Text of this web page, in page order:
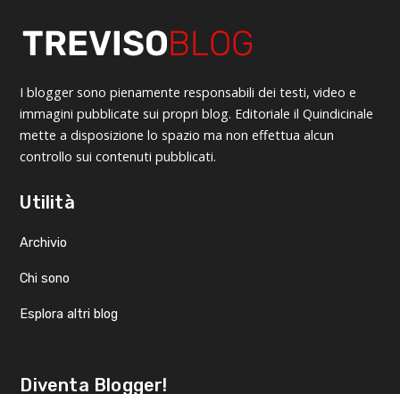
I blogger sono pienamente responsabili dei testi, video e
immagini pubblicate sui propri blog. Editoriale il Quindicinale
mette a disposizione lo spazio ma non effettua alcun
controllo sui contenuti pubblicati.
Utilità
Archivio
Chi sono
Esplora altri blog
Diventa Blogger!